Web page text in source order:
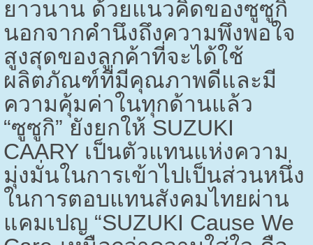
ยาวนาน ด้วยแนวคิดของซูซูกิ
นอกจากคำนึงถึงความพึงพอใจ
สูงสุดของลูกค้าที่จะได้ใช้
ผลิตภัณฑ์ที่มีคุณภาพดีและมี
ความคุ้มค่าในทุกด้านแล้ว
“ซูซูกิ” ยังยกให้ SUZUKI
CAARY เป็นตัวแทนแห่งความ
มุ่งมั่นในการเข้าไปเป็นส่วนหนึ่ง
ในการตอบแทนสังคมไทยผ่าน
แคมเปญ “SUZUKI Cause We